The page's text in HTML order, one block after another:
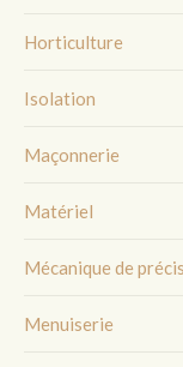
Horticulture
Isolation
Maçonnerie
Matériel
Mécanique de
Menuiserie